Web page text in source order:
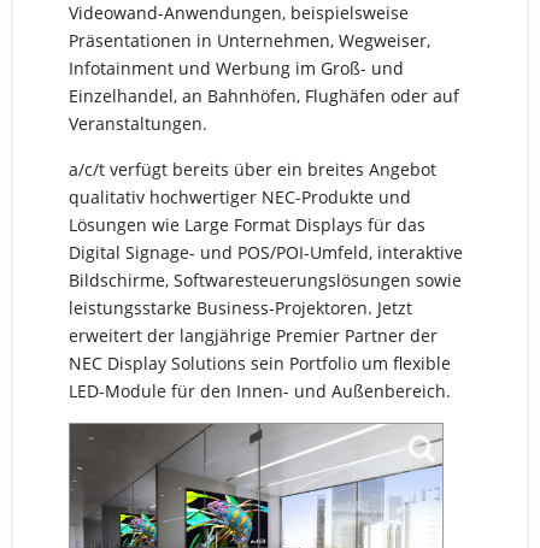
Videowand-Anwendungen, beispielsweise
Präsentationen in Unternehmen, Wegweiser,
Infotainment und Werbung im Groß- und
Einzelhandel, an Bahnhöfen, Flughäfen oder auf
Veranstaltungen.
a/c/t verfügt bereits über ein breites Angebot
qualitativ hochwertiger NEC-Produkte und
Lösungen wie Large Format Displays für das
Digital Signage- und POS/POI-Umfeld, interaktive
Bildschirme, Softwaresteuerungslösungen sowie
leistungsstarke Business-Projektoren. Jetzt
erweitert der langjährige Premier Partner der
NEC Display Solutions sein Portfolio um flexible
LED-Module für den Innen- und Außenbereich.